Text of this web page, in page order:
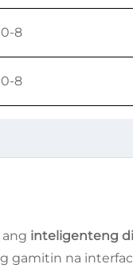
0-8
0-8
inteligenteng
gamitin na